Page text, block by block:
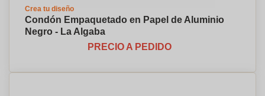
Crea tu diseño
Condón Empaquetado en Papel de Aluminio
Negro - La Algaba
PRECIO A PEDIDO